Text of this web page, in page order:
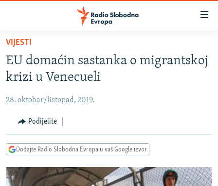
Pređite
glavni
sadržaj
na
navigaciju
Pređite
na
VIJESTI
KOSOVO
CRNA GORA
VIDEO
FOTOGALERIJE
PODCASTI
RAT U UKRAJINI
VIJESTI
EU domaćin sastanka o migrantskoj
krizi u Venecueli
28. oktobar/listopad, 2019.
Podijelite
Dodajte Radio Slobodna Evropa u vaš Google izvor